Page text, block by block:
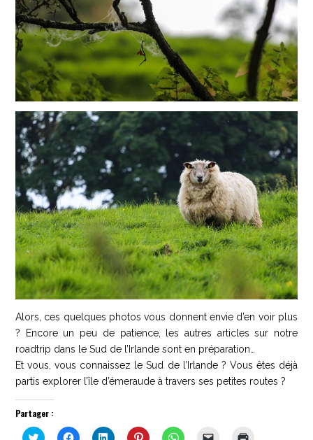
Alors, ces quelques photos vous donnent envie d’en voir plus
? Encore un peu de patience, les autres articles sur notre
roadtrip dans le Sud de l’Irlande sont en préparation…
Et vous, vous connaissez le Sud de l’Irlande ? Vous êtes déjà
partis explorer l’île d’émeraude à travers ses petites routes ?
Partager :
Cliquez Cliquez Cliquez Cliquez Cliquez Cliquer